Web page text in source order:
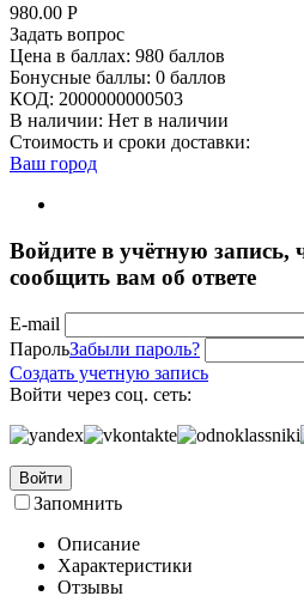
980.00 Р
Задать вопрос
Цена в баллах: 980 баллов
Бонусные баллы: 0 баллов
КОД: 2000000000503
В наличии: Нет в наличии
Стоимость и сроки доставки:
Ваш город
Войдите в учётную
сообщить вам об ответе
E-mail
ПарольЗабыли пароль?
Создать учетную запись
Войти через соц. сеть:
Войти
Запомнить
Описание
Характеристики
Отзывы